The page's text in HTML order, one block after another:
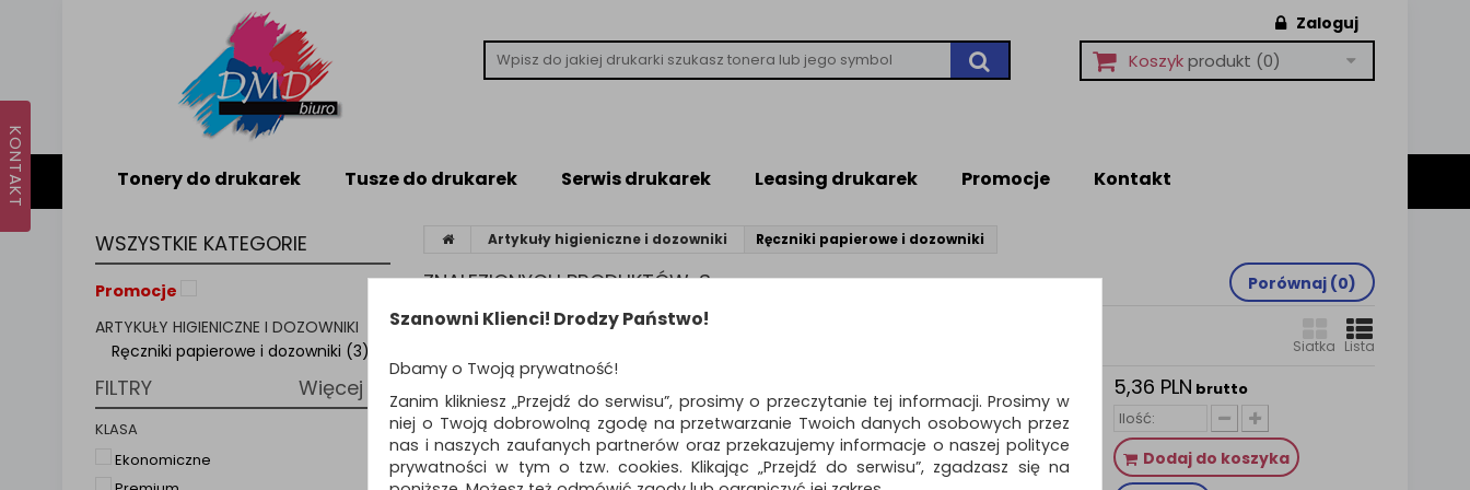
Zaloguj
Koszykprodukt (0)
Tonery do drukarek Tusze do drukarek Serwis drukarek Leasing drukarek Promocje Kontakt
WSZYSTKIE KATEGORIE
Promocje
ARTYKUŁY HIGIENICZNE I DOZOWNIKI
Ręczniki papierowe i dozowniki (3)
FILTRY Więcej
KLASA
Ekonomiczne
Artykuły higieniczne i dozowniki Ręczniki papierowe i dozowniki
ZNALEZIONYCH PRODUKTÓW: 3 Porównaj (0)
Siatka Lista
VELVET, Apsik, uniwersalne,
3-warstwowe, 10x9szt.,
białe
uniwersalne chusteczki higieniczne
5,36 PLN brutto
Dodaj do koszyka
Szanowni Klienci! Drodzy Państwo!
Dbamy o Twoją prywatność!
Zanim klikniesz „Przejdź do serwisu”, prosimy o przeczytanie tej informacji. Prosimy w
niej o Twoją dobrowolną zgodę na przetwarzanie Twoich danych osobowych przez
nas i naszych zaufanych partnerów oraz przekazujemy informacje o naszej polityce
prywatności w tym o tzw. cookies. Klikając „Przejdź do serwisu”, zgadzasz się na